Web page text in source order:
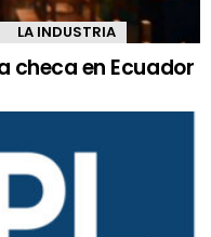
LA INDUSTRIA
checa en Ecuador